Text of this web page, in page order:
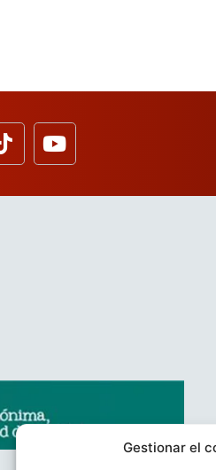
Gestionar el